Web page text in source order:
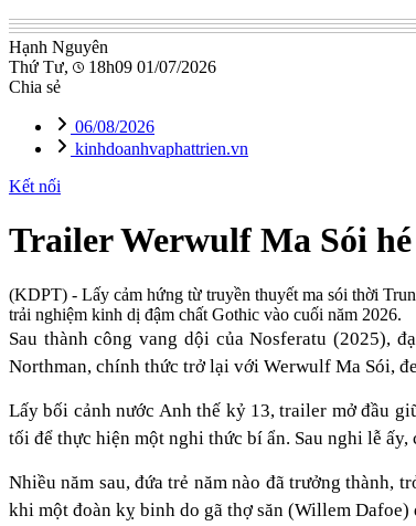
Hạnh Nguyên
Thứ Tư,
18h09 01/07/2026
Chia sẻ
06/08/2026
kinhdoanhvaphattrien.vn
Kết nối
Trailer Werwulf Ma Sói
(KDPT) - Lấy cảm hứng từ truyền thuyết ma sói thời
trải nghiệm kinh dị đậm chất Gothic vào cuối năm 2026.
Sau thành công vang dội của Nosferatu (2025),
Northman, chính thức trở lại với Werwulf Ma Sói,
Lấy bối cảnh nước Anh thế kỷ 13, trailer mở đầu
tối để thực hiện một nghi thức bí ẩn. Sau nghi lễ
Nhiều năm sau, đứa trẻ năm nào đã trưởng thành,
khi một đoàn kỵ binh do gã thợ săn (Willem